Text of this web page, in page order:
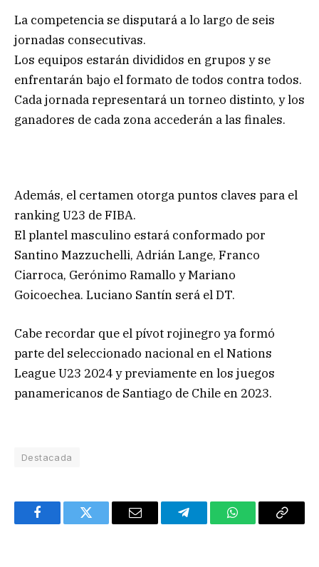
La competencia se disputará a lo largo de seis
jornadas consecutivas.
Los equipos estarán divididos en grupos y se
enfrentarán bajo el formato de todos contra todos.
Cada jornada representará un torneo distinto, y los
ganadores de cada zona accederán a las finales.
Además, el certamen otorga puntos claves para el
ranking U23 de FIBA.
El plantel masculino estará conformado por
Santino Mazzuchelli, Adrián Lange, Franco
Ciarroca, Gerónimo Ramallo y Mariano
Goicoechea. Luciano Santín será el DT.
Cabe recordar que el pívot rojinegro ya formó
parte del seleccionado nacional en el Nations
League U23 2024 y previamente en los juegos
panamericanos de Santiago de Chile en 2023.
Destacada
FacebookTwitter Email TelegramWhatsAppCopy